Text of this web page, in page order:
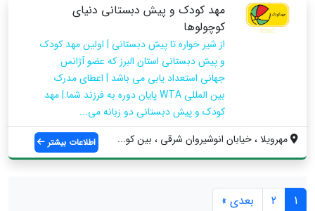
مهد کودک و پیش دبستانی دنیای
کوچولوها
از شیر خواره تا پیش دبستانی | اولین مهد کودک
و پیش دبستانی استان البرز که عضو آژانس
جهانی استعداد یابی می باشد | اعطای مدرک
بین المللی WTA پایان دوره به فرزند شما | مهد
کودک و پیش دبستانی دو زبانه می...
مهرویلا ، خیابان انوشیروان شرقی ، بین کو...
اطلاعات بیشتر
1
2 بعدی »